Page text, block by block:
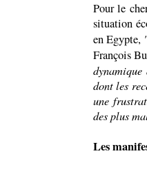
Pour le
situation
en Egypte,
François
dont les
une
des plus
Les